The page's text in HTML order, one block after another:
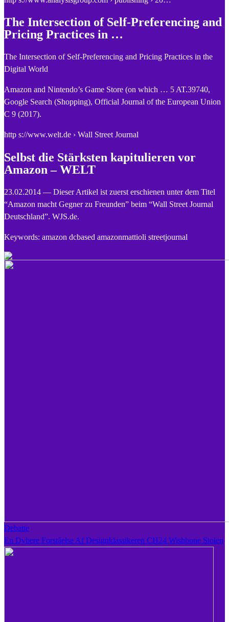
The Intersection of Self-Preferencing and
Pricing Practices in …
The Intersection of Self-Preferencing and Pricing Practices in the
Digital World
Amazon and Nintendo’s Game Store (on which … 5 AT.39740,
Google Search (Shopping), Official Journal of the European Union
C 9 (2017).
http s://www.welt.de › Wall Street Journal
Selbst die Stärksten kapitulieren vor
Amazon – WELT
23.02.2014 — Dieser Artikel ist zuerst erschienen unter dem Titel
“Amazon macht Gegner zu Freunden” beim “Wall Street Journal
Deutschland”. WJS.de.
Keywords: amazon dcbased amazonmattioli streetjournal
Debatte
En Dybere Forståelse Af Designklassikeren CH24 Wishbone Stolen